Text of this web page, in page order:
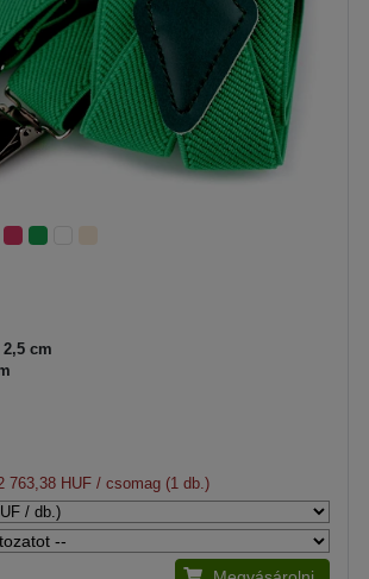
2,5 cm
763,38 HUF/ csomag (1 db.)